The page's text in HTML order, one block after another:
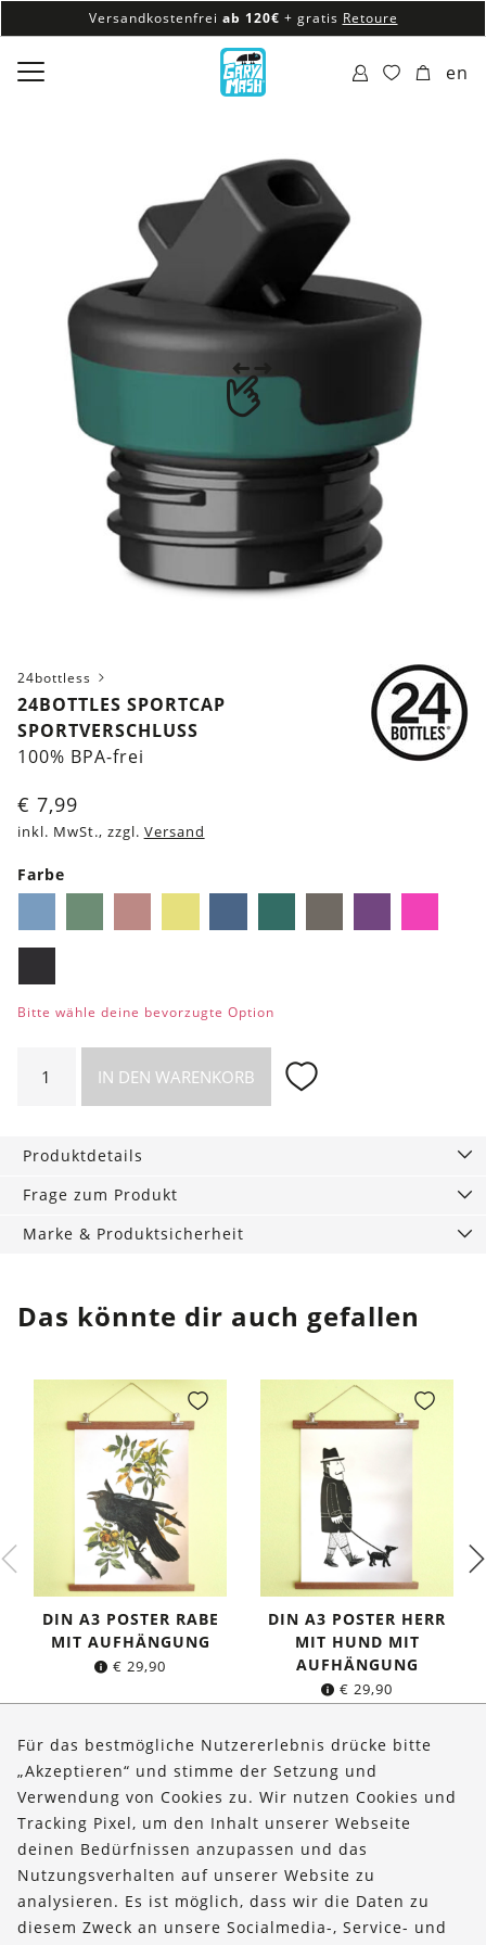
Versandkostenfrei ab 120€ + gratis Retoure
100% veganes & fair produziertes Sortiment
Versandkostenfrei ab 120€
en
24bottless
24BOTTLES SPORTCAP
SPORTVERSCHLUSS
100% BPA-frei
€ 7,99
inkl. MwSt., zzgl. Versand
Farbe
blue greenpink yellow
Bitte wähle deine bevorzugte Option
Sportcap
Sportverschluss
IN DEN WARENKORB
Produktdetails
Frage zum Produkt
Marke & Produktsicherheit
Das könnte dir auch gefallen
DIN A3 POSTER RABE
MIT AUFHÄNGUNG
€ 29,90
DIN A3 POSTER HERR
MIT HUND MIT
AUFHÄNGUNG
€ 29,90
Über uns
Bestellungen
Kontakt & Hilfe
FOLLOW US
Für das bestmögliche Nutzererlebnis drücke bitte
„Akzeptieren“ und stimme der Setzung und
Verwendung von Cookies zu. Wir nutzen Cookies und
Tracking Pixel, um den Inhalt unserer Webseite
deinen Bedürfnissen anzupassen und das
Nutzungsverhalten auf unserer Website zu
analysieren. Es ist möglich, dass wir die Daten zu
diesem Zweck an unsere Socialmedia-, Service- und